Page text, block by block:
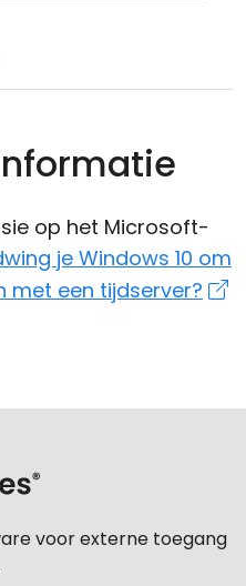
op het Microsoft-
je Windows 10 om
met een tijdserver?
voor externe toegang